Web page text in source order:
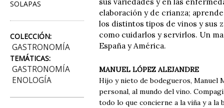
SOLAPAS
COLECCIÓN:
GASTRONOMÍA
TEMÁTICAS:
GASTRONOMÍA
ENOLOGÍA
elaboración y de crianza;
los distintos tipos de vinos y sus
como cuidarlos y servirlos. Un
España y América.
MANUEL LÓPEZ ALEJANDRE
Hijo y nieto de bodegueros, Manuel
personal, al mundo del vino.
todo lo que concierne a la viña y a